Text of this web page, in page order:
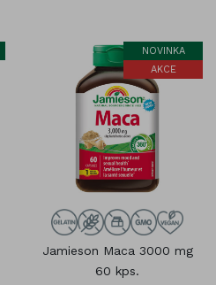
NOVINKA
AKCE
Jamieson Maca 3000 mg
60 kps.